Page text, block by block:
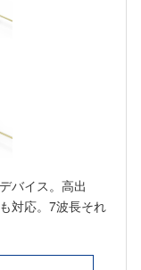
バイス。高出
対応。7波長それ